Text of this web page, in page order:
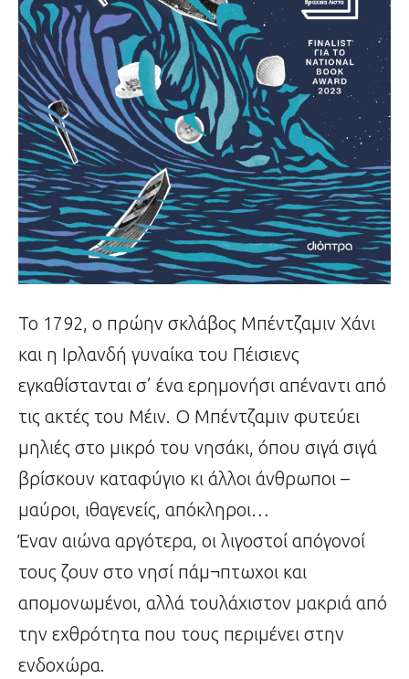
Το 1792, ο πρώην σκλάβος Μπέντζαμιν Χάνι
και η Ιρλανδή γυναίκα του Πέισιενς
εγκαθίστανται σ’ ένα ερημονήσι απέναντι από
τις ακτές του Μέιν. Ο Μπέντζαμιν φυτεύει
μηλιές στο μικρό του νησάκι, όπου σιγά σιγά
βρίσκουν καταφύγιο κι άλλοι άνθρωποι –
μαύροι, ιθαγενείς, απόκληροι…
Έναν αιώνα αργότερα, οι λιγοστοί απόγονοί
τους ζουν στο νησί πάμ¬πτωχοι και
απομονωμένοι, αλλά τουλάχιστον μακριά από
την εχθρότητα που τους περιμένει στην
ενδοχώρα.